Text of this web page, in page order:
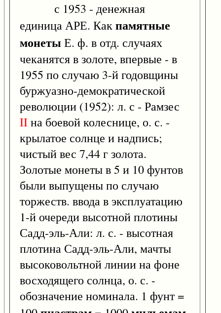
с 1953 - денежная
единица АРЕ. Какпамятные
монеты Е. ф. в отд. случаях
чеканятся в золоте, впервые - в
1955 по случаю 3-й годовщины
буржуазно-демократической
революции (1952): л. с - Рамзес
IIна боевой колеснице, о. с. -
крылатое солнце и надпись;
чистый вес 7,44 г золота.
Золотые монеты в 5 и 10 фунтов
были выпущены по случаю
торжеств. ввода в эксплуатацию
1-й очереди высотной плотины
Садд-эль-Али: л. с. - высотная
плотина Садд-эль-Али, мачты
высоковольтной линии на фоне
восходящего солнца, о. с. -
обозначение номинала. 1 фунт =